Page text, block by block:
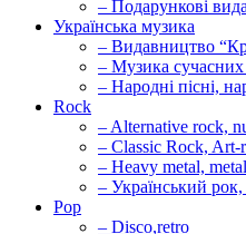
– Подарункові
Українська музика
– Видавництво
– Музика сучасних
– Народні пісні,
Rock
– Alternative rock,
– Classic Rock, Art-
– Heavy metal,
– Український
Pop
– Disco,retro